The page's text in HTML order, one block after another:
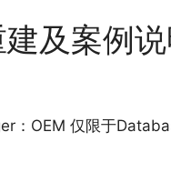
及案例
：OEM 仅限于